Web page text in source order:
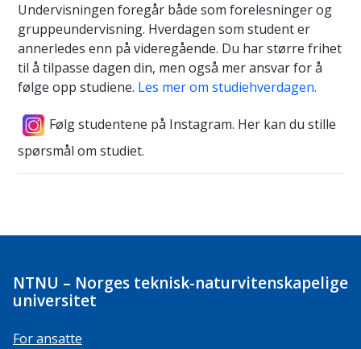
Undervisningen foregår både som forelesninger og
gruppeundervisning. Hverdagen som student er
annerledes enn på videregående. Du har større frihet
til å tilpasse dagen din, men også mer ansvar for å
følge opp studiene. Les mer om studiehverdagen.
Følg studentene på Instagram. Her kan du stille
spørsmål om studiet.
NTNU – Norges teknisk-naturvitenskapelige
universitet
For ansatte